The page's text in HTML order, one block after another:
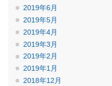
2019年6月
2019年5月
2019年4月
2019年3月
2019年2月
2019年1月
2018年12月